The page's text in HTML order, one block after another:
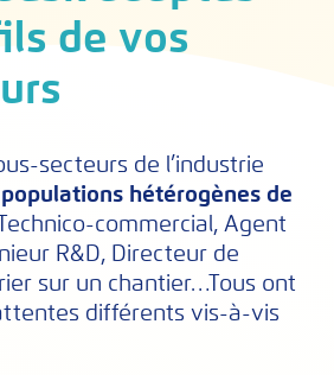
de vos
secteurs de l’industrie
populations hétérogènes de
commercial, Agent
R&D, Directeur de
sur un chantier…Tous ont
différents vis-à-vis